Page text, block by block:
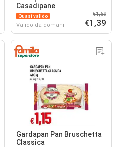
Casadipane
Quasi valido
Valido da domani
€1,69
€1,39
Gardapan Pan Bruschetta
Classica